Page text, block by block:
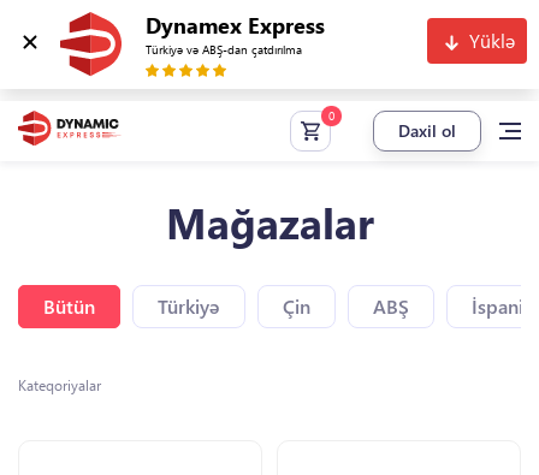
Dynamex Express
Türkiyə və ABŞ-dan çatdırılma Yüklə
Daxil ol
Mağazalar
Bütün Türkiyə Çin ABŞ
Kateqoriyalar